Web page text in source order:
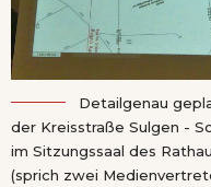
Detailgenau
der Kreisstraße Sulgen -
im Sitzungssaal des
(sprich zwei